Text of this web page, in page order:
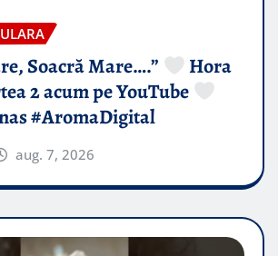
Soacră Mare….”
Hora
2 acum pe YouTube
#AromaDigital
aug. 7, 2026